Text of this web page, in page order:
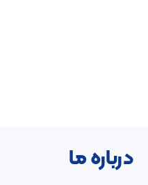
درباره ما